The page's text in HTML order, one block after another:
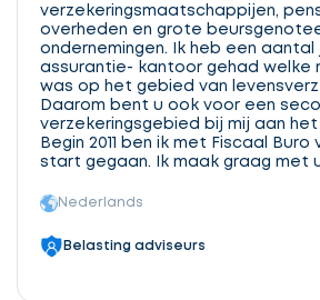
verzekeringsmaatschappijen,
overheden en grote
ondernemingen. Ik heb een aantal
assurantie- kantoor gehad welke
was op het gebied van
Daarom bent u ook voor een
verzekeringsgebied bij mij aan
Begin 2011 ben ik met Fiscaal Buro
start gegaan. Ik maak graag met
Nederlands
Belasting adviseurs